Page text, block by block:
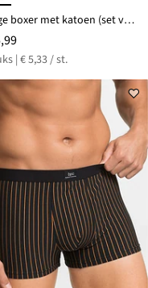
Lange boxer met katoen (set van 3)
| € 5,33 / st.